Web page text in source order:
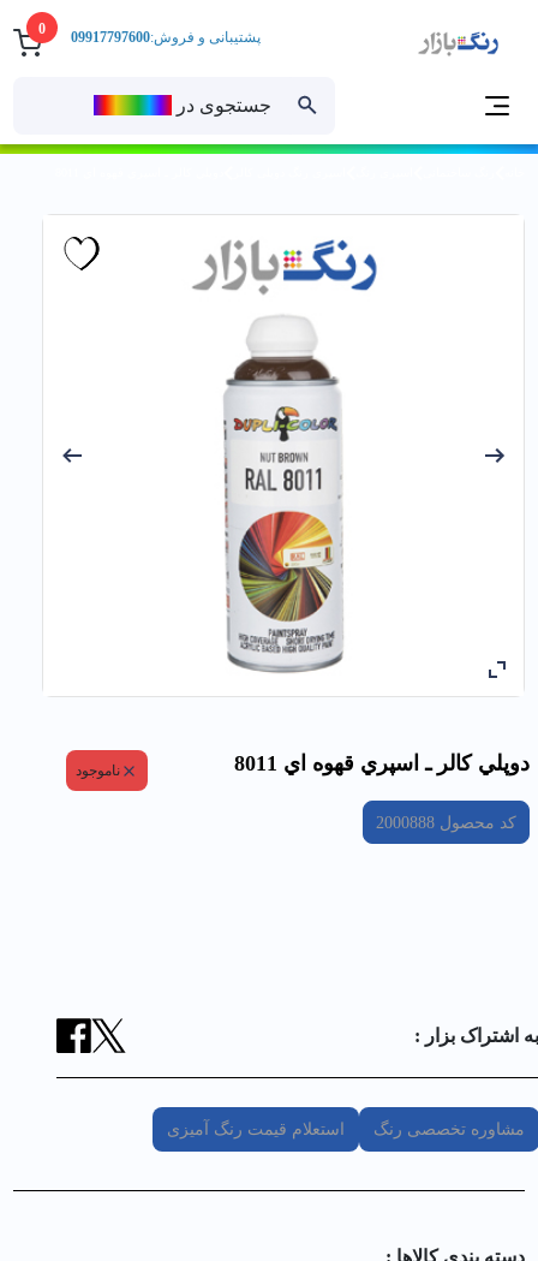
0
جستجوی در
پشتیبانی و فروش:09917797600
دوپلي كالر ـ اسپري قهوه اي 8011 ناموجود
کد محصول2000888
به اشتراک بزار :
مشاوره تخصصی رنگ استعلام قیمت رنگ آمیزی